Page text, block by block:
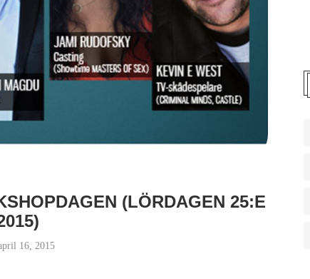
(LÖRDAGEN 25:E
16, 2015